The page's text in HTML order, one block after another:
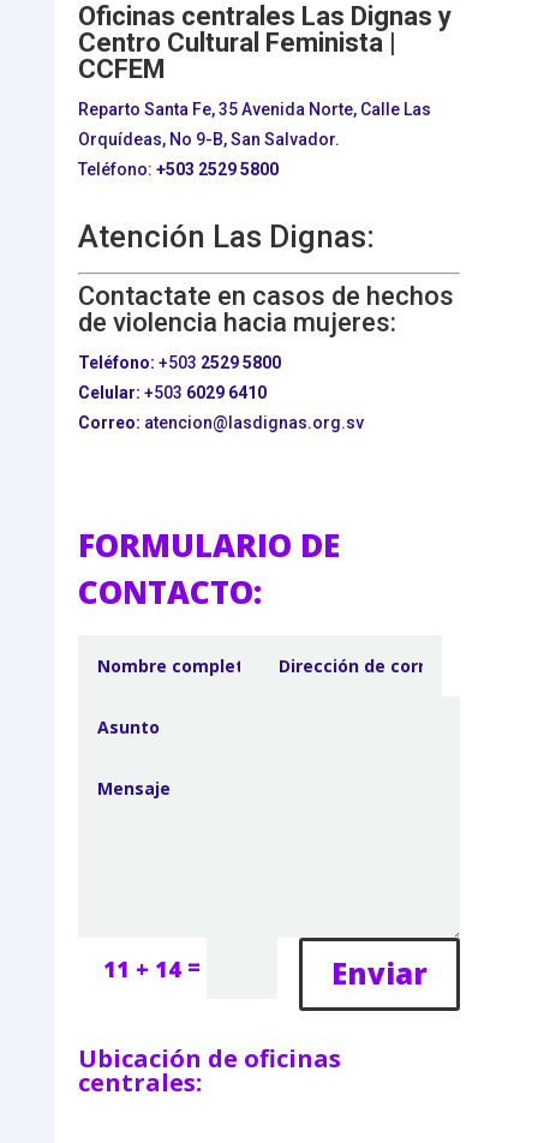
Oficinas centrales Las Dignas y
Centro Cultural Feminista |
CCFEM
Reparto Santa Fe, 35 Avenida Norte, Calle Las
Orquídeas, No 9-B, San Salvador.
Teléfono: +503 2529 5800
Atención Las Dignas:
Contactate en casos de hechos
de violencia hacia mujeres:
Teléfono: +503 2529 5800
Celular: +503 6029 6410
Correo: atencion@lasdignas.org.sv
FORMULARIO DE
CONTACTO:
11 + 14 = Enviar
Ubicación de oficinas
centrales: